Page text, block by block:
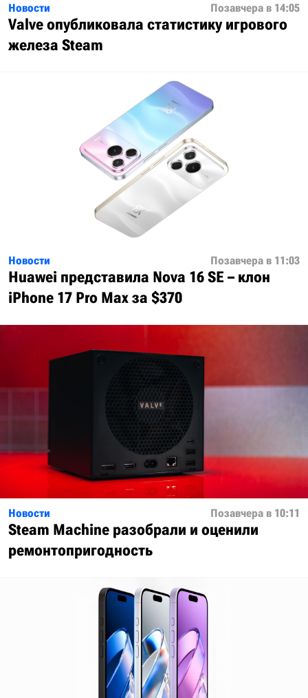
Новости Позавчера в 14:05
Valve опубликовала статистику игрового
железа Steam
Новости Позавчера в 11:03
Huawei представила Nova 16 SE – клон
iPhone 17 Pro Max за $370
Новости Позавчера в 10:11
Steam Machine разобрали и оценили
ремонтопригодность